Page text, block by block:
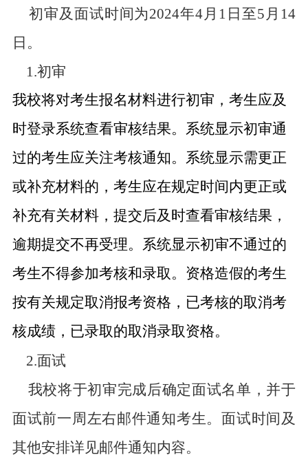
初审及面试时间为2024年4月1日至5月14
日。
1.初审
我校将对考生报名材料进行初审，考生应及
时登录系统查看审核结果。系统显示初审通
过的考生应关注考核通知。系统显示需更正
或补充材料的，考生应在规定时间内更正或
补充有关材料，提交后及时查看审核结果，
逾期提交不再受理。系统显示初审不通过的
考生不得参加考核和录取。资格造假的考生
按有关规定取消报考资格，已考核的取消考
核成绩，已录取的取消录取资格。
2.面试
我校将于初审完成后确定面试名单，并于
面试前一周左右邮件通知考生。面试时间及
其他安排详见邮件通知内容。